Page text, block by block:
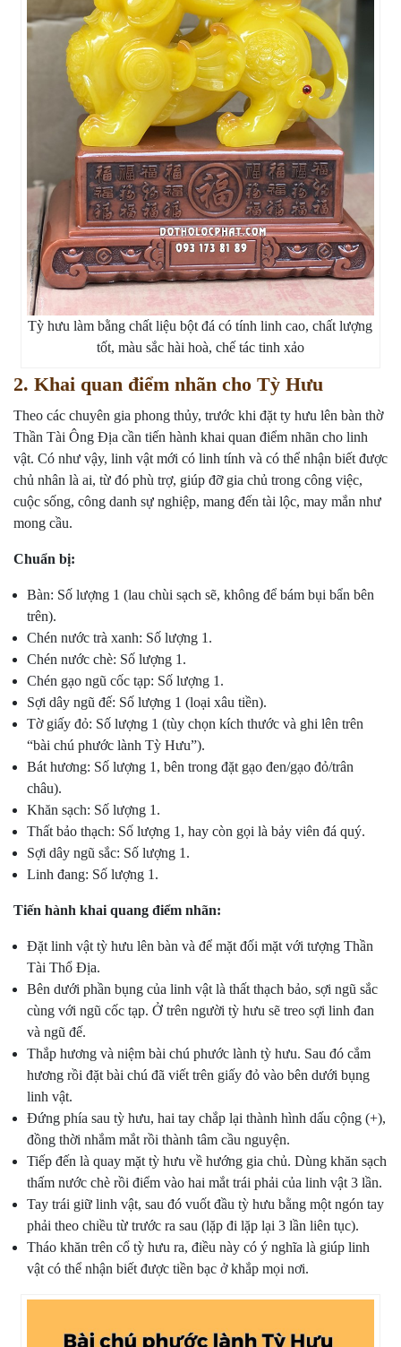
Tỳ hưu làm bằng chất liệu bột đá có tính linh cao, chất lượng
tốt, màu sắc hài hoà, chế tác tinh xảo
2. Khai quan điểm nhãn cho Tỳ Hưu
Theo các chuyên gia phong thủy, trước khi đặt ty hưu lên bàn thờ
Thần Tài Ông Địa cần tiến hành khai quan điểm nhãn cho linh
vật. Có như vậy, linh vật mới có linh tính và có thể nhận biết được
chủ nhân là ai, từ đó phù trợ, giúp đỡ gia chủ trong công việc,
cuộc sống, công danh sự nghiệp, mang đến tài lộc, may mắn như
mong cầu.
Chuẩn bị:
Bàn: Số lượng 1 (lau chùi sạch sẽ, không để bám bụi bẩn bên
trên).
Chén nước trà xanh: Số lượng 1.
Chén nước chè: Số lượng 1.
Chén gạo ngũ cốc tạp: Số lượng 1.
Sợi dây ngũ đế: Số lượng 1 (loại xâu tiền).
Tờ giấy đỏ: Số lượng 1 (tùy chọn kích thước và ghi lên trên
“bài chú phước lành Tỳ Hưu”).
Bát hương: Số lượng 1, bên trong đặt gạo đen/gạo đỏ/trân
châu).
Khăn sạch: Số lượng 1.
Thất bảo thạch: Số lượng 1, hay còn gọi là bảy viên đá quý.
Sợi dây ngũ sắc: Số lượng 1.
Linh đang: Số lượng 1.
Tiến hành khai quang điểm nhãn:
Đặt linh vật tỳ hưu lên bàn và để mặt đối mặt với tượng Thần
Tài Thổ Địa.
Bên dưới phần bụng của linh vật là thất thạch bảo, sợi ngũ sắc
cùng với ngũ cốc tạp. Ở trên người tỳ hưu sẽ treo sợi linh đan
và ngũ đế.
Thắp hương và niệm bài chú phước lành tỳ hưu. Sau đó cắm
hương rồi đặt bài chú đã viết trên giấy đỏ vào bên dưới bụng
linh vật.
Đứng phía sau tỳ hưu, hai tay chắp lại thành hình dấu cộng (+),
đồng thời nhắm mắt rồi thành tâm cầu nguyện.
Tiếp đến là quay mặt tỳ hưu về hướng gia chủ. Dùng khăn sạch
thấm nước chè rồi điểm vào hai mắt trái phải của linh vật 3 lần.
Tay trái giữ linh vật, sau đó vuốt đầu tỳ hưu bằng một ngón tay
phải theo chiều từ trước ra sau (lặp đi lặp lại 3 lần liên tục).
Tháo khăn trên cổ tỳ hưu ra, điều này có ý nghĩa là giúp linh
vật có thể nhận biết được tiền bạc ở khắp mọi nơi.